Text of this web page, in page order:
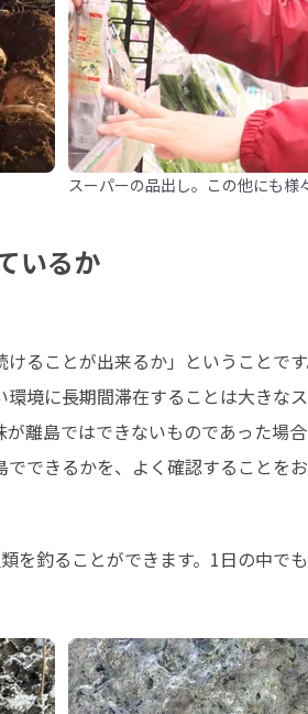
スーパーの品出し。この他にも様
いるか
ることが出来るか」ということで
境に長期間滞在することは大きな
離島ではできないものであった場
できるかを、よく確認することを
釣ることができます。1日の中で